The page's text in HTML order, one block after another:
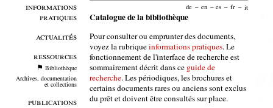
informations
pratiques
actualités
ressources
Bibliothèque
Archives, documentation
et collections
publications
de – en – es – fr – it
Catalogue de la bibliothèque
Pour consulter ou emprunter des documents,
voyez la rubriqueinformations pratiques. Le
fonctionnement de l'interface de recherche est
sommairement décrit dans ce guide de
recherche. Les périodiques, les brochures et
certains documents rares ou anciens sont exclus
du prêt et doivent être consultés sur place.